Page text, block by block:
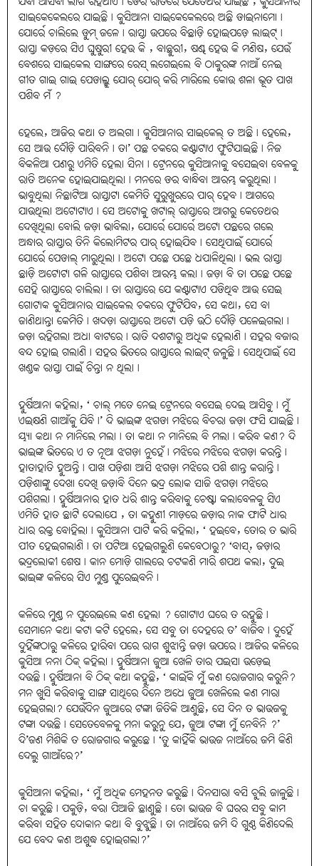
ସାଇକେକେଲରେ ଯାଇଛି। କୁସିଆନା ସାଇକେକେଲରେ ଅଛି ଡାଇନାମୋ।
ଯୋର୍ରେ ଚାଲିଲେ ଡୁମ୍ ଜଳେ। ରାସ୍ତା ଉପରେ ବିଛାଡ଼ି ହୋଇପଡ଼େ ଲାଇଟ୍।
ରାସ୍ତା କଡ଼ରେ ସିଏ ଘୁଷୁରୀ ହେଉ କି , ବାଛୁରୀ, ଷଣ୍ଢ ହେଉ କି ମଣିଷ, ଯେଉଁ
ବେଶରେ ସାଇକେଲ ସାଙ୍ଗରେ ରେସ୍ ଲଗେଇଲେ ବି ଠାକୁରଙ୍କ ନାଆଁ ନେଇ
ଗୀତ ଗାଇ ଗାଇ ପେଡାଲ୍କୁ ଯୋର୍ ଯୋର୍ କରି ମାରିଲେ କୋଉ ଶଳା ଭୂତ ପାଖ
ପଶିବ ମଁ ?
ହେଲେ, ଆଜିର କଥା ତ ଅଲଗା। କୁସିଆନାର ସାଇକେଲ୍ ତ ଅଛି। ହେଲେ,
ସେ ଆଉ ଦୌଡ଼ି ପାରିବନି। ତା’ ପଛ ଚକରେ କଣ୍ଟାଟାଏ ଫୁଟିଯାଇଛି। ନିଜ
ବିକଳିଆ ପଣରୁ ଏମିତି ହେଲା ସିନା। ଟ୍ରେନରେ କୁସିଆନାକୁ ବସେଇବା ବେଳକୁ
ରାତି ଅନେକ ହୋଇଯାଇଥିଲା। ମନରେ ଡର ବାନ୍ଧିବା ଆରମ୍ଭ କରୁଥିଲା।
ଭାବୁଥିଲା ନିଛାଟିଆ ରାସ୍ତାଟା କେମିତି ସୁରୁଖୁରରେ ପାର୍ ହେବ। ଆଗରେ
ଯାଉଥିଲା ଅଟୋଟାଏ। ସେ ଅଟୋକୁ ଖଟାଲ୍ ରାସ୍ତାରେ ଆଗରୁ କେତେଥର
ଦେଖିଥିଲା ବୋଲି ଜଡ଼ା ଭାବିଲା, ଯୋର୍ରେ ଯୋର୍ରେ ଅଟୋ ପଛରେ ଗଲେ
ଅନ୍ଧାର ରାସ୍ତାର ତିନି କିଲୋମିଟର ପାର୍ ହୋଇଯିବ। ସେଥିପାଇଁ ଯୋର୍ରେ
ଯୋର୍ରେ ପେଡାଲ୍ ମାରୁଥିଲା। ଅଟୋ ପଛେ ପଛେ ଧପାଳିଥିଲା। ଭଲ ରାସ୍ତା
ଛାଡ଼ି ଅଟୋଟା ଗଳି ରାସ୍ତାରେ ପଶିବା ଆରମ୍ଭ କଲା। ଜଡ଼ା ବି ତା ପଛେ ପଛେ
ସେହି ରାସ୍ତାରେ ଚାଲିଲା। ତା ରାସ୍ତାରେ ଯେ କଣ୍ଟାଟାଏ ପଡିଥିବ ଆଉ ସେଇ
ଗୋଟାକ କୁସିଆନାର ସାଇକେଲ ଚକରେ ଫୁଟିଯିବ, ସେ କଥା, ସେ ବା
ଜାଣିଥାନ୍ତା କେମିତି। ଖଦଡ଼ା ରାସ୍ତାରେ ଅଟୋ ପଡ଼ି ଉଠି ଦୌଡ଼ି ପଳେଇଗଲା।
ଜଡ଼ା ରହିଗଲା ଅଧା ବାଟରେ। ରାତି ଦଶଟାରୁ ଅଧିକ ହେଲାଣି। ସହର ବଜାର
ବନ୍ଦ ହୋଇ ଗଲାଣି। ସହର ଭିତରେ ରାସ୍ତାରେ ଲାଇଟ୍ ଜଳୁଛି। ସେଥିପାଇଁ ସେ
ଖଣ୍ଡକ ରାସ୍ତା ପାଇଁ ଚିନ୍ତା ନ ଥିଲା।
ହୁର୍ଷିଆନା କହିଲା, ‘ ଚାଲ୍ ମତେ ନେଇ ଟ୍ରେନରେ ବସେଇ ଦେଇ ଆସିବୁ। ମୁଁ
ଏଇକ୍ଷଣି ଗାଆଁକୁ ଯିବି।’ ଦି ଭାଇଙ୍କ ଝଗଡା ମଝିରେ ବିଚରା ଜଡ଼ା ଫସି ଯାଇଛି।
ୟ୍ୟା କଥା ନ ମାନିଲେ ମଲା। ତା କଥା ନ ମାନିଲେ ବି ମଲା। କରିବ କଣ? ଦି
ଭାଇଙ୍କ ଭିତରେ ଏ ତ ନୂଆ ଝଗଡ଼ା ନୁହେଁ। ମଝିରେ ମଝିରେ ଝଗଡ଼ା କରନ୍ତି।
ହାତାହାତି ହୁଅନ୍ତି। ପାଖ ପଡ଼ିଶା ଆସି ଝଗଡ଼ା ମଝିରେ ପଶି ଶାନ୍ତ କରାନ୍ତି।
ପଡ଼ିଶାଙ୍କୁ ଦେଖା ଦେଖି ଜଡ଼ାବି ଦିନେ ଭଦ୍ର ଲୋକ ସାଜି ଝଗଡ଼ା ମଝିରେ
ପଶିଗଲା। ହୁର୍ଷିଆନାର ହାତ ଧରି ଶାନ୍ତ କରିବାକୁ ଚେଷ୍ଟା କଲାବେଳକୁ ସିଏ
ଏମିତି ହାତ ଛାଟି ଦେଲାଯେ , ତା କହୁଣୀ ମାଡ଼ରେ ଜଡ଼ାର ନାକ ଫାଟି ଧାର
ଧାର ରକ୍ତ ବୋହିଲା। କୁସିଆନା ପାଟି କରି କହିଲା, ‘ ହଇବେ, ତୋର ତ ଭାରି
ପୀତ ହେଇଗଲାଣି। ତା ପଟିଆ ହେଇଗଲୁଣି କେବେଠାରୁ? ‘ବାସ୍, ଜଡ଼ାର
ଭଦ୍ରଲୋକୀ ଶେଷ। କାନ ମୋଡ଼ି ଗାଲରେ ଚଟକଣି ମାରି ଶପଥ କଲା, ଦୁଇ
ଭାଇଙ୍କ କଳିରେ ସିଏ ମୁଣ୍ଡ ପୁରେଇବନି।
କଳିରେ ମୁଣ୍ଡ ନ ପୁରେଇଲେ କଣ ହେଲା ? ଗୋଟାଏ ଘରେ ତ ରହୁଛି।
ସେମାନେ କଥା କଟା କଟି ହେଲେ, ସେ ସବୁ ତା ଦେହରେ ତ’ ବାଜିବ। ଦୁହେଁ
ଦୁହିଁଙ୍କଠାରୁ କଳିରେ ହାରିବା ପରେ ରାଗ ଶୁଝାନ୍ତି ଜଡ଼ା ଉପରେ। ଆଜିର କଳିରେ
କୁସିଆ ନନା ଠିକ୍ କହିଲା। ହୁର୍ଷିଆନା ଜୁଆ ଖେଳି ତାର ପଇସା ଉଡ଼େଇ
ଦଉଛି। ହୁର୍ଷିଆନା ବି ଠିକ୍ କଥା କହୁଛି, ‘ କାଇଁକି ମୁଁ କଣ ରୋଜଗାର କରୁନି?
ମନ ଖୁସି କରିବାକୁ ସାଙ୍ଗ ସାଥିରେ ଦିନେ ଅଧେ ଜୁଆ ଖେଳିଲେ କଣ ମାରା
ହେଇଗଲା? ଯେଉଁଦିନ ଜୁଆରେ ଟଙ୍କା ଜିତିକି ଆଣୁଛି, ସେ ଦିନ ତ ଭାଉଜକୁ
ଟଙ୍କା ଦଉଛି। ସେତେବେଳକୁ ମନା କରୁନୁ ଯେ, ଜୁଆ ଟଙ୍କା ମୁଁ ନେବିନି ?’
ଦି’ଜଣ ମିଶିକି ତ ରୋଜଗାର କରୁଛେ। ‘ତୁ କାହିଁକି ଭାଉଜ ନାଆଁରେ ଜମି କିଣି
ଦେଲୁ ଗାଆଁରେ?’
କୁସିଆନା କହିଲା, ‘ ମୁଁ ଅଧିକ ମେହନତ କରୁଛି। ଦିନସାରା ବସି ଚୁଲି ଜାଳୁଛି।
ଚା କରୁଛି। ପକୁଡ଼ି, ବରା ପିଆଜି ଛାଣୁଛି। ତୋ ଭାଉଜ ବି ଘରର ସବୁ କାମ
କରିବା ସହିତ ଦୋକାନ କଥା ବି ବୁଝୁଛି। ତା ନାଆଁରେ ଜମି ଦି ଗୁଣ୍ଠ କିଣିଦେଲି
ଯେ ବେଦ କଣ ଅଶୁଦ୍ଧ ହୋଇଗଲା?’